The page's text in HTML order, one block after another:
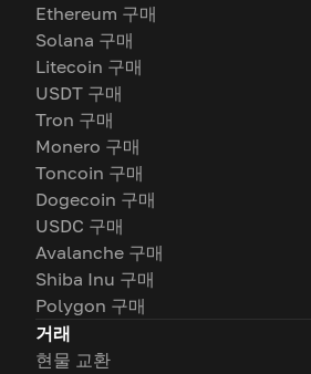
Ethereum 구매
Solana 구매
Litecoin 구매
USDT 구매
Tron 구매
Monero 구매
Toncoin 구매
Dogecoin 구매
USDC 구매
Avalanche 구매
Shiba Inu 구매
Polygon 구매
거래
현물 교환